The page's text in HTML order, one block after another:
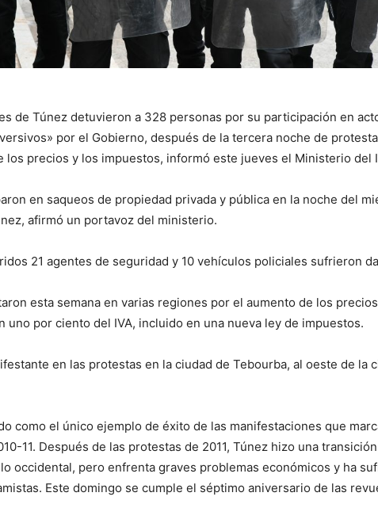
de Túnez detuvieron a 328 personas por su participación en
por el Gobierno, después de la tercera noche de
los precios y los impuestos, informó este jueves el Ministerio del
en saqueos de propiedad privada y pública en la noche del
afirmó un portavoz del ministerio.
21 agentes de seguridad y 10 vehículos policiales sufrieron
esta semana en varias regiones por el aumento de los
uno por ciento del IVA, incluido en una nueva ley de impuestos.
en las protestas en la ciudad de Tebourba, al oeste de la
como el único ejemplo de éxito de las manifestaciones que
11. Después de las protestas de 2011, Túnez hizo una
occidental, pero enfrenta graves problemas económicos y ha
Este domingo se cumple el séptimo aniversario de las